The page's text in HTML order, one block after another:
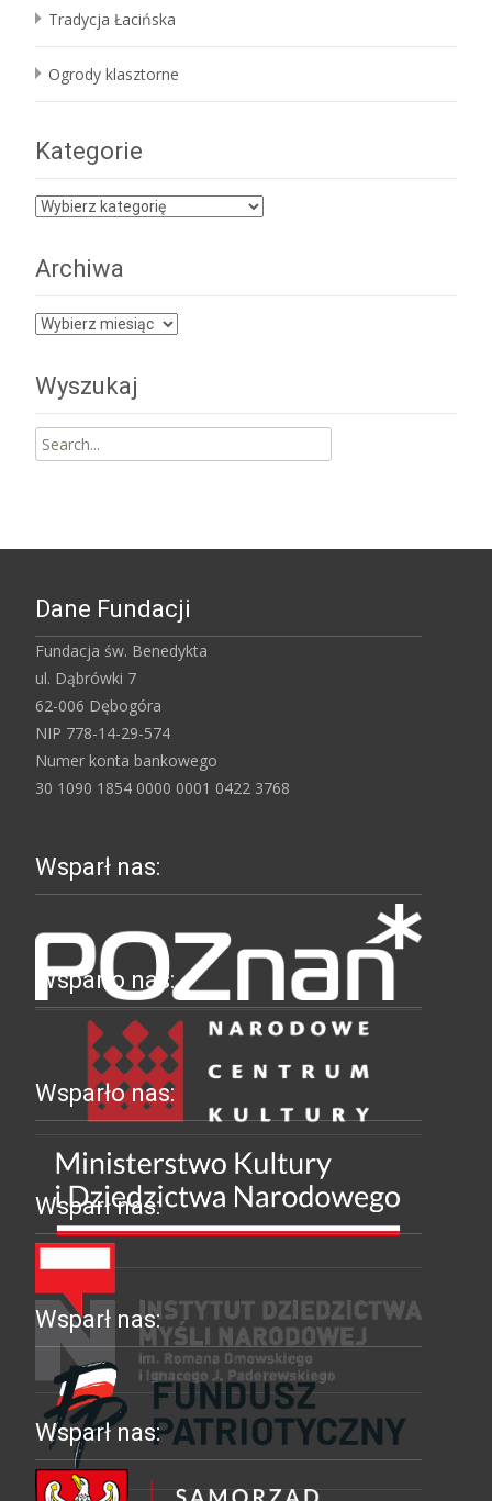
Tradycja Łacińska
Ogrody klasztorne
Kategorie
Kategorie
Archiwa
Archiwa
Wyszukaj
Search
for:
Dane Fundacji
Fundacja św. Benedykta
ul. Dąbrówki 7
62-006 Dębogóra
NIP 778-14-29-574
Numer konta bankowego
30 1090 1854 0000 0001 0422 3768
Wsparł nas:
Wsparło nas:
Wsparło nas:
Wsparł nas:
Wsparł nas:
Wsparł nas: